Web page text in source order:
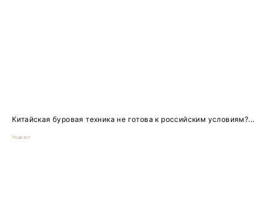
Китайская буровая техника не готова к российским условиям?...
Подкаст